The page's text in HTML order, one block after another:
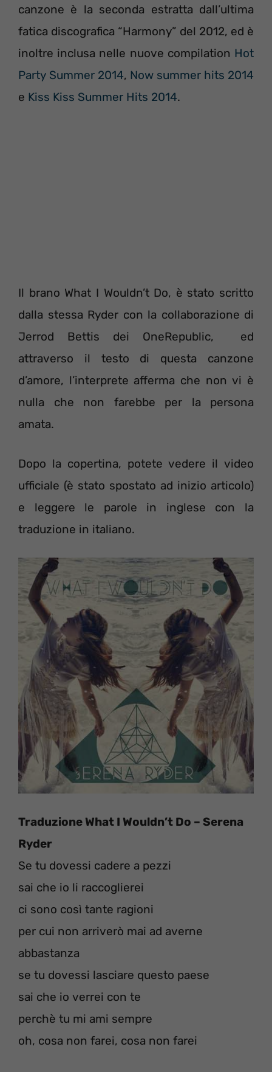
canzone è la seconda estratta dall’ultima
fatica discografica “Harmony” del 2012, ed è
inoltre inclusa nelle nuove compilation Hot
Party Summer 2014, Now summer hits 2014
e Kiss Kiss Summer Hits 2014.
Il brano What I Wouldn’t Do, è stato scritto
dalla stessa Ryder con la collaborazione di
Jerrod Bettis dei OneRepublic, ed
attraverso il testo di questa canzone
d’amore, l’interprete afferma che non vi è
nulla che non farebbe per la persona
amata.
Dopo la copertina, potete vedere il video
ufficiale (è stato spostato ad inizio articolo)
e leggere le parole in inglese con la
traduzione in italiano.
Traduzione What I Wouldn’t Do – Serena
Ryder
Se tu dovessi cadere a pezzi
sai che io li raccoglierei
ci sono così tante ragioni
per cui non arriverò mai ad averne
abbastanza
se tu dovessi lasciare questo paese
sai che io verrei con te
perchè tu mi ami sempre
oh, cosa non farei, cosa non farei